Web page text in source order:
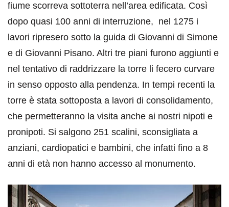
fiume scorreva sottoterra nell’area edificata. Così
dopo quasi 100 anni di interruzione, nel 1275 i
lavori ripresero sotto la guida di Giovanni di Simone
e di Giovanni Pisano. Altri tre piani furono aggiunti e
nel tentativo di raddrizzare la torre li fecero curvare
in senso opposto alla pendenza. In tempi recenti la
torre è stata sottoposta a lavori di consolidamento,
che permetteranno la visita anche ai nostri nipoti e
pronipoti. Si salgono 251 scalini, sconsigliata a
anziani, cardiopatici e bambini, che infatti fino a 8
anni di età non hanno accesso al monumento.